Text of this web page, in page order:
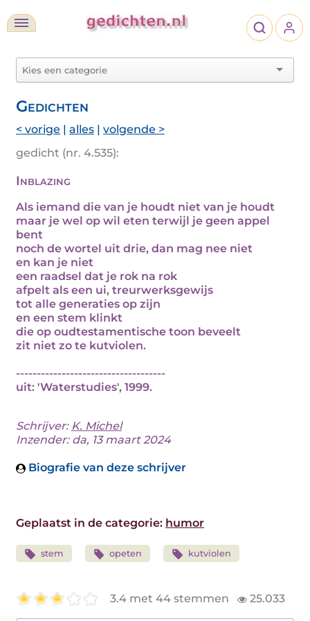
Gedichten
< vorige | alles | volgende >
gedicht (nr. 4.535):
Inblazing
Als iemand die van je houdt niet van je houdt
maar je wel op wil eten terwijl je geen appel
bent
noch de wortel uit drie, dan mag nee niet
en kan je niet
een raadsel dat je rok na rok
afpelt als een ui, treurwerksgewijs
tot alle generaties op zijn
en een stem klinkt
die op oudtestamentische toon beveelt
zit niet zo te kutviolen.
------------------------------------
uit: 'Waterstudies', 1999.
Schrijver: K. Michel
Inzender: da, 13 maart 2024
Biografie van deze schrijver
Geplaatst in de categorie: humor
stem opeten kutviolen
3.4 met 44 stemmen 25.033